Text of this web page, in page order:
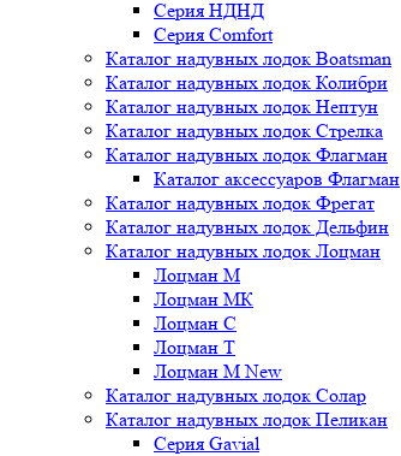
Серия НДНД
Серия Comfort
Каталог надувных лодок Boatsman
Каталог надувных лодок Колибри
Каталог надувных лодок Нептун
Каталог надувных лодок Стрелка
Каталог надувных лодок Флагман
Каталог аксессуаров Флагман
Каталог надувных лодок Фрегат
Каталог надувных лодок Дельфин
Каталог надувных лодок Лоцман
Лоцман М
Лоцман МК
Лоцман С
Лоцман Т
Лоцман М New
Каталог надувных лодок Солар
Каталог надувных лодок Пеликан
Серия Gavial